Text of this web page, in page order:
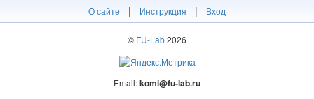
О сайте | Инструкция | Вход
© FU-Lab2026
Email:komi@fu-lab.ru